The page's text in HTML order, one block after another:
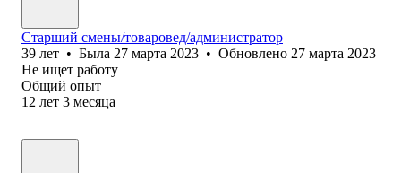
Старший смены/товаровед/администратор
39 лет • Была 27 марта 2023 • Обновлено 27 марта 2023
Не ищет работу
Общий опыт
12 лет 3 месяца